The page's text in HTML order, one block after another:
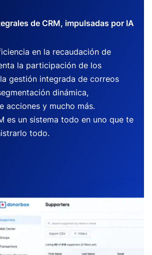
de CRM, impulsadas por IA
en la recaudación de
la participación de los
gestión integrada de correos
dinámica,
acciones y mucho más.
es un sistema todo en uno que te
todo.